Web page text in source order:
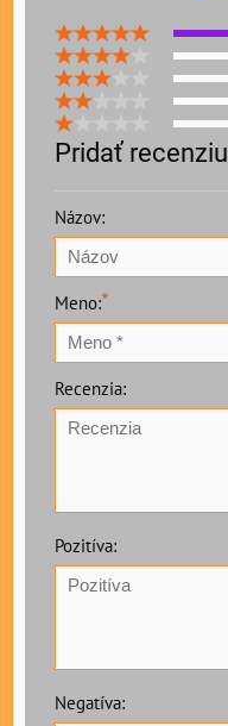
Pridať recenziu
Názov:
Meno:*
Recenzia:
Pozitíva:
Negatíva: